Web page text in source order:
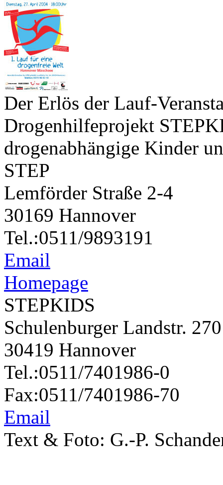
Der Erlös der Lauf-
Drogenhilfeprojekt
drogenabhängige Kinder
STEP
Lemförder Straße 2-4
30169 Hannover
Tel.:0511/9893191
Email
Homepage
STEPKIDS
Schulenburger Landstr. 270
30419 Hannover
Tel.:0511/7401986-0
Fax:0511/7401986-70
Email
Text & Foto: G.-P.